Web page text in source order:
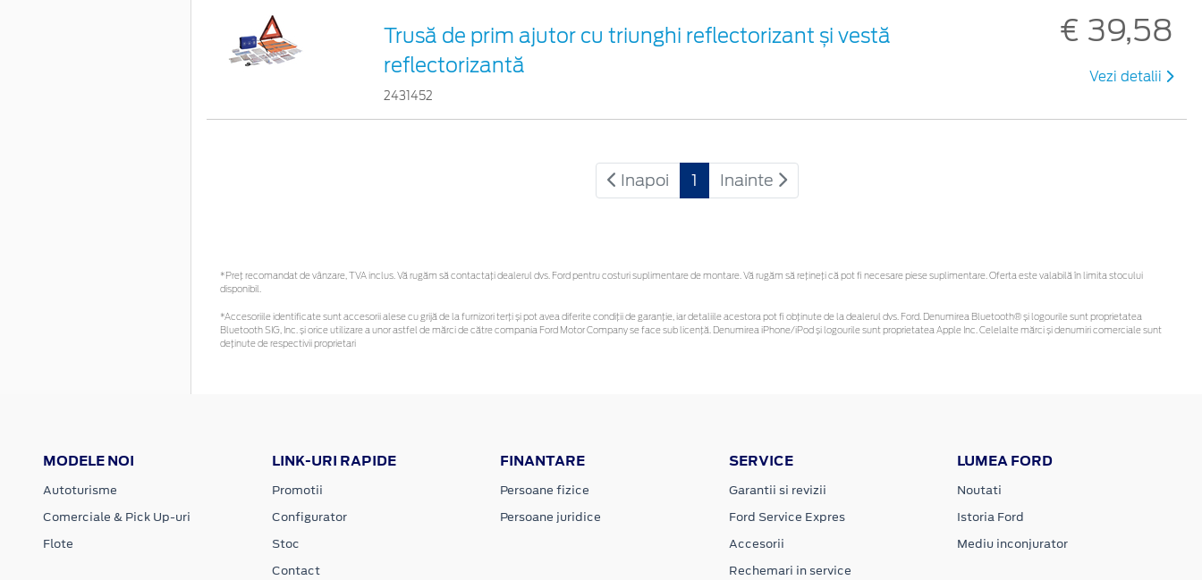
Trusă de prim ajutor cu triunghi reflectorizant și vestă
reflectorizantă
2431452
€ 39,58
Vezi detalii
Inapoi 1 Inainte
*Preţ recomandat de vânzare, TVA inclus. Vă rugăm să contactaţi dealerul dvs. Ford pentru costuri suplimentare de montare. Vă rugăm să rețineți că pot fi necesare piese suplimentare. Oferta este valabilă în limita stocului
disponibil.
*Accesoriile identificate sunt accesorii alese cu grijă de la furnizori terți și pot avea diferite condiții de garanție, iar detaliile acestora pot fi obținute de la dealerul dvs. Ford. Denumirea Bluetooth® și logourile sunt proprietatea
Bluetooth SIG, Inc. și orice utilizare a unor astfel de mărci de către compania Ford Motor Company se face sub licență. Denumirea iPhone/iPod și logourile sunt proprietatea Apple Inc. Celelalte mărci și denumiri comerciale sunt
deținute de respectivii proprietari
MODELE NOI
Autoturisme
Comerciale & Pick Up-uri
Flote
LINK-URI RAPIDE
Promotii
Configurator
Stoc
Contact
FINANTARE
Persoane fizice
Persoane juridice
SERVICE
Garantii si revizii
Ford Service Expres
Accesorii
Rechemari in service
LUMEA FORD
Noutati
Istoria Ford
Mediu inconjurator